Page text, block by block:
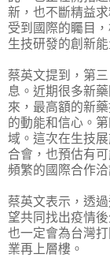
新，也不斷精益
受到國際的矚目
生技研發的創新能
蔡英文提到，第
息。近期很多新
來，最高額的新
的動能和信心。
域。這次在生技
合會，也預估有
頻繁的國際合作
蔡英文表示，透
望共同找出疫情
也一定會為台灣
業再上層樓。